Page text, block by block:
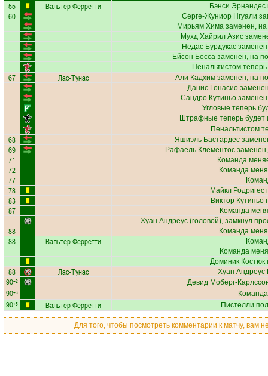
55 Вальтер Ферретти Бэнси Эрнандес
60 Серге-Жуниор Нгуали
Мирьям Хима заменен,
Мухд Хайрил Азис
Недас Бурдукас
Ейсон Босса заменен, на
Пенальтистом
67 Лас-Тунас Али Кадхимзаменен, на
Данис Гонасио
Сандро Кутиньо
Угловые теперь
Штрафные теперь будет
Пенальтистом
68 Яшиэль Бастардес
69 Рафаель Клементос
71 Команда
72 Команда
77
78 Майкл Родригес
83 Виктор Кутиньо
87
Команда
Хуан Андреус (головой), замкнул
88 Команда
88 Вальтер Ферретти
Команда
Доминик Костюк
88 Лас-Тунас Хуан Андреус
90+2 Девид Моберг-
90+3
90+5 Вальтер Ферретти Пистелли
Для того, чтобы посмотреть комментарии к матчу, вам